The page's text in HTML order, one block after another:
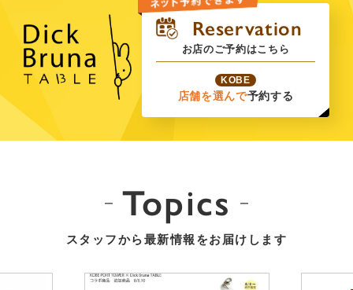
お店のご予約はこちら
KOBE
店舗を選んで予約する
Topics
スタッフから最新情報をお届けします